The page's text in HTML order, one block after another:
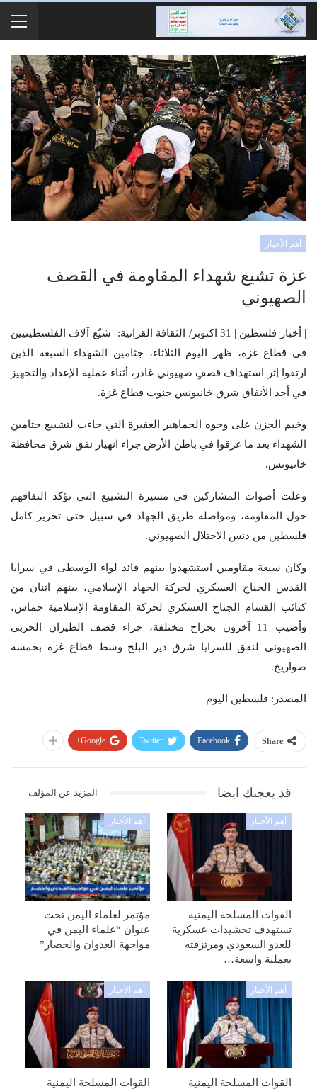
أهم الأخبار
غزة تشيع شهداء المقاومة في القصف
الصهيوني
| أخبار فلسطين | 31 اكتوبر/ الثقافة القرانية:- شيّع آلاف الفلسطينيين
في قطاع غزة، ظهر اليوم الثلاثاء، جثامين الشهداء السبعة الذين
ارتقوا إثر استهداف قصفٍ صهيوني غادر، أثناء عملية الإعداد والتجهيز
في أحد الأنفاق شرق خانيونس جنوب قطاع غزة.
وخيم الحزن على وجوه الجماهير الغفيرة التي جاءت لتشييع جثامين
الشهداء بعد ما غرقوا في باطن الأرض جراء انهيار نفق شرق محافظة
خانيونس.
وعلت أصوات المشاركين في مسيرة التشييع التي تؤكد التفافهم
حول المقاومة، ومواصلة طريق الجهاد في سبيل حتى تحرير كامل
فلسطين من دنس الاحتلال الصهيوني.
وكان سبعة مقاومين استشهدوا بينهم قائد لواء الوسطى في سرايا
القدس الجناح العسكري لحركة الجهاد الإسلامي، بينهم اثنان من
كتائب القسام الجناح العسكري لحركة المقاومة الإسلامية حماس،
وأصيب 11 آخرون بجراح مختلفة، جراء قصف الطيران الحربي
الصهيوني لنفق للسرايا شرق دير البلح وسط قطاع غزة بخمسة
صواريخ.
المصدر: فلسطين اليوم
Share
Facebook
Twitter
Google+
قد يعجبك ايضا المزيد عن المؤلف
أهم الأخبار
القوات المسلحة اليمنية
تستهدف تحشيدات عسكرية
للعدو السعودي ومرتزقته
بعملية واسعة…
أهم الأخبار
مؤتمر لعلماء اليمن تحت
عنوان “علماء اليمن في
مواجهة العدوان والحصار”
أهم الأخبار
القوات المسلحة اليمنية
أهم الأخبار
القوات المسلحة اليمنية